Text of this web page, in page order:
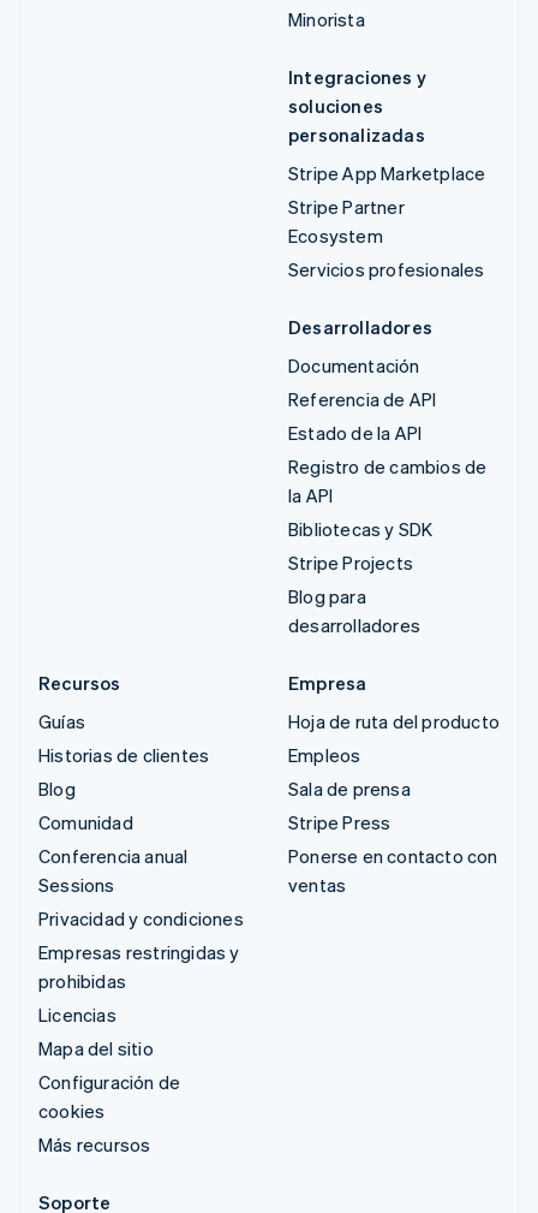
Minorista
Integraciones y
soluciones
personalizadas
Stripe App Marketplace
Stripe Partner
Ecosystem
Servicios profesionales
Desarrolladores
Documentación
Referencia de API
Estado de la API
Registro de cambios de
la API
Bibliotecas y SDK
Stripe Projects
Blog para
desarrolladores
Recursos
Guías
Historias de clientes
Blog
Comunidad
Conferencia anual
Sessions
Privacidad y condiciones
Empresas restringidas y
prohibidas
Licencias
Mapa del sitio
Configuración de
cookies
Más recursos
Empresa
Hoja de ruta del producto
Empleos
Sala de prensa
Stripe Press
Ponerse en contacto con
ventas
Soporte